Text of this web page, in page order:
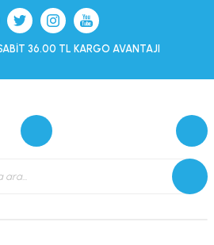
36.00 TL KARGO AVANTAJI